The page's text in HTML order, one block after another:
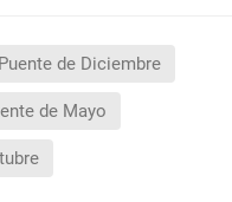
Puente de Diciembre
de Mayo